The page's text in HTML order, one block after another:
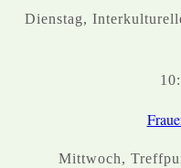
Dienstag,
Mittwoch,